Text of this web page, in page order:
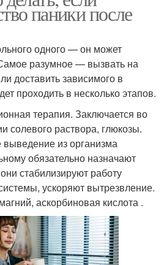
паники после
одного — он может
разумное — вызвать на
доставить зависимого в
проходить в несколько этапов.
терапия. Заключается во
солевого раствора, глюкозы.
из организма
обязательно назначают
стабилизируют работу
ускоряют вытрезвление.
аскорбиновая кислота .